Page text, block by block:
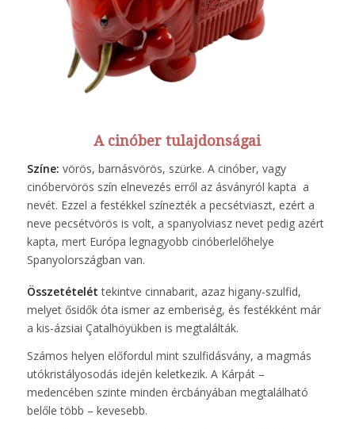
A cinóber tulajdonságai
Színe: vörös, barnásvörös, szürke. A cinóber, vagy
cinóbervörös szín elnevezés erről az ásványról kapta a
nevét. Ezzel a festékkel színezték a pecsétviaszt, ezért a
neve pecsétvörös is volt, a spanyolviasz nevet pedig azért
kapta, mert Európa legnagyobb cinóberlelőhelye
Spanyolországban van.
Összetételét tekintve cinnabarit, azaz higany-szulfid,
melyet ősidők óta ismer az emberiség, és festékként már
a kis-ázsiai Çatalhöyükben is megtalálták.
Számos helyen előfordul mint szulfidásvány, a magmás
utókristályosodás idején keletkezik. A Kárpát –
medencében szinte minden ércbányában megtalálható
belőle több – kevesebb.